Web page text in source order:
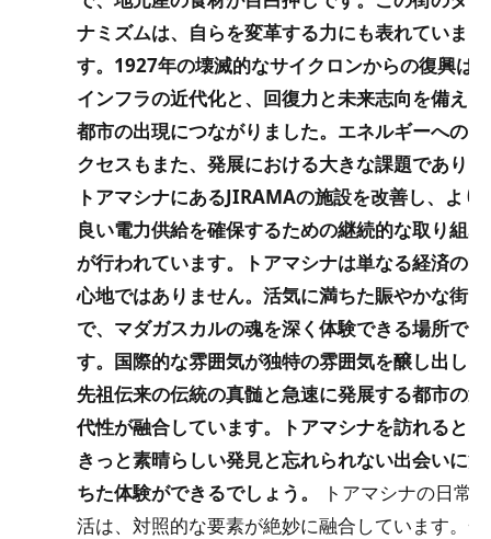
ナミズムは、自らを変革する力にも表れていま
す。1927年の壊滅的なサイクロンからの復興は
インフラの近代化と、回復力と未来志向を備えた
都市の出現につながりました。エネルギーへのア
クセスもまた、発展における大きな課題であり、
トアマシナにあるJIRAMAの施設を改善し、より
良い電力供給を確保するための継続的な取り組み
が行われています。トアマシナは単なる経済の中
心地ではありません。活気に満ちた賑やかな街
で、マダガスカルの魂を深く体験できる場所で
す。国際的な雰囲気が独特の雰囲気を醸し出し、
先祖伝来の伝統の真髄と急速に発展する都市の近
代性が融合しています。トアマシナを訪れると、
きっと素晴らしい発見と忘れられない出会いに満
ちた体験ができるでしょう。
トアマシナの日常生
活は、対照的な要素が絶妙に融合しています。一